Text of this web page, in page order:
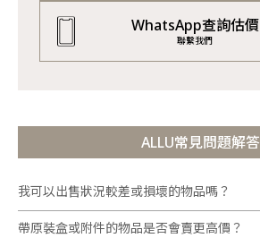
WhatsApp查詢估價
聯繫我們
ALLU常見問題解答
我可以出售狀況較差或損壞的物品嗎？
帶原裝盒或附件的物品是否會賣更高價？